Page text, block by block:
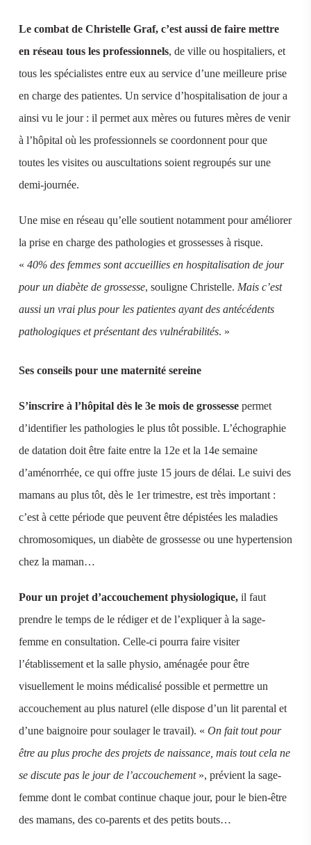
Le combat de Christelle Graf, c’est aussi de faire mettre
en réseau tous les professionnels, de ville ou hospitaliers, et
tous les spécialistes entre eux au service d’une meilleure prise
en charge des patientes. Un service d’hospitalisation de jour a
ainsi vu le jour : il permet aux mères ou futures mères de venir
à l’hôpital où les professionnels se coordonnent pour que
toutes les visites ou auscultations soient regroupés sur une
demi-journée.
Une mise en réseau qu’elle soutient notamment pour améliorer
la prise en charge des pathologies et grossesses à risque.
« 40% des femmes sont accueillies en hospitalisation de jour
pour un diabète de grossesse, souligne Christelle. Mais c’est
aussi un vrai plus pour les patientes ayant des antécédents
pathologiques et présentant des vulnérabilités. »
Ses conseils pour une maternité sereine
S’inscrire à l’hôpital dès le 3e mois de grossessepermet
d’identifier les pathologies le plus tôt possible. L’échographie
de datation doit être faite entre la 12e et la 14e semaine
d’aménorrhée, ce qui offre juste 15 jours de délai. Le suivi des
mamans au plus tôt, dès le 1er trimestre, est très important :
c’est à cette période que peuvent être dépistées les maladies
chromosomiques, un diabète de grossesse ou une hypertension
chez la maman…
Pour un projet d’accouchement physiologique,il faut
prendre le temps de le rédiger et de l’expliquer à la sage-
femme en consultation. Celle-ci pourra faire visiter
l’établissement et la salle physio, aménagée pour être
visuellement le moins médicalisé possible et permettre un
accouchement au plus naturel (elle dispose d’un lit parental et
d’une baignoire pour soulager le travail). « On fait tout pour
être au plus proche des projets de naissance, mais tout cela ne
se discute pas le jour de l’accouchement», prévient la sage-
femme dont le combat continue chaque jour, pour le bien-être
des mamans, des co-parents et des petits bouts…